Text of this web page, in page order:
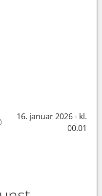
16. januar 2026 - kl.
00.01